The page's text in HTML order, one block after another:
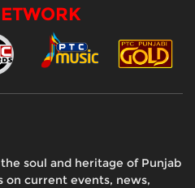
soul and heritage of Punjab
current events, news,